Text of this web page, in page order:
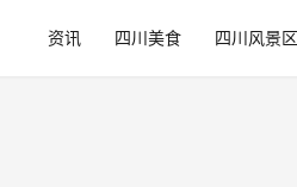
资讯 四川美食 四川风景区